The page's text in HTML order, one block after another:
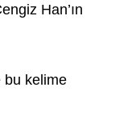
Han’ın
bu kelime